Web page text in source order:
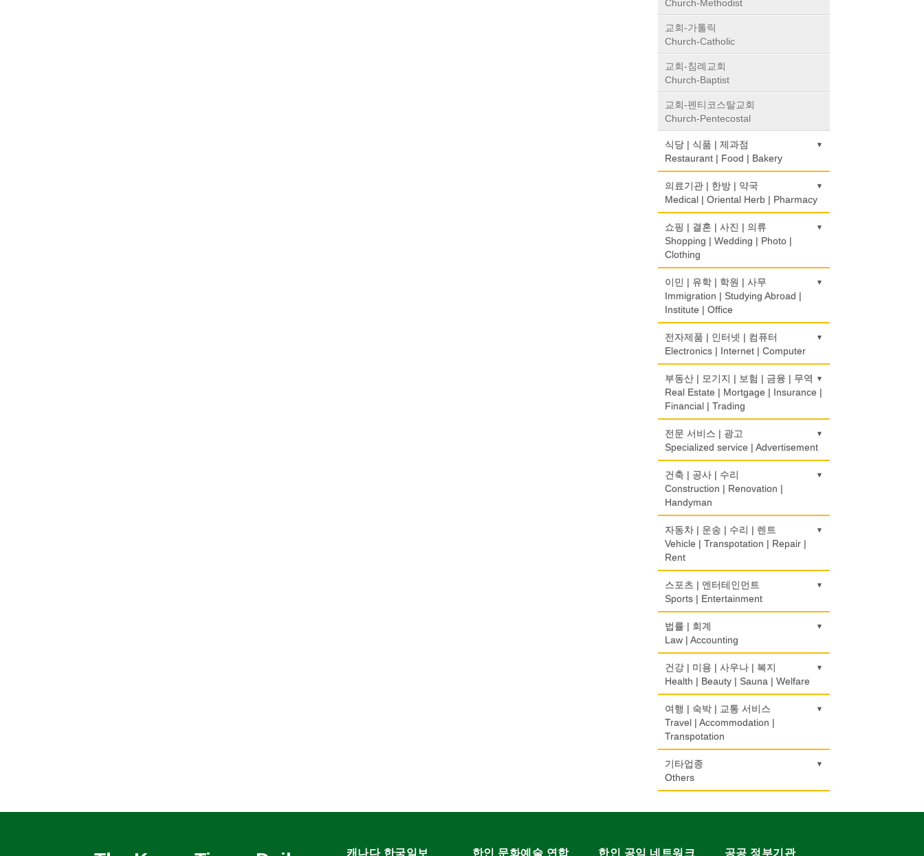
Church-Methodist
교회-가톨릭
Church-Catholic
교회-침례교회
Church-Baptist
교회-펜티코스탈교회
Church-Pentecostal
식당 | 식품 | 제과점
Restaurant | Food | Bakery
농장
Farm
떡집/방앗간
Rice Cake
생선가게
식당/레스토랑/음식점
Restaurant
식당장비
Food Equipment
식품점
Korean Food
Food Manufacturing
와인제조
Wine Maker
정육점
Meat Market
제과점
Bakery
식품도매
Food Distributors
의료기관 | 한방 | 약국
Medical | Oriental Herb | Pharmacy
의사-검안의
Optometrist
Hearing Aid
비데
Bidet
심리/정신상담
Psychologist/Psychiatrist
안경점
Optical Stores
의료기구
Medical Instruments
Denturist
한의원/한약
Oriental Herb/Acupuncture
약국
Pharmacy
의사-내과
Internal Medicine
의사-물리치료/카이로 프랙터
Physiotherapy/Chiropractic Clinic
Urologist
의사-산부인과
Obstetrician
의사-성형외과
Cosmetic Surgeon
의사-수의사
Veterinarian
쇼핑 | 결혼 | 사진 | 의류
Shopping | Wedding | Photo |
Clothing
한복집
Korean Costume
Glass/Mirror/Frame
의류/아동복
결혼/폐백
Wedding
인터넷 쇼핑
Internet Shopping
결혼상담
Marriage Consulting
Florist
모피점
Fur/Leather
백화점/선물센터
Department Store/Gifts Shops
보석/귀금속/시계
Jeweler/Jeweller
비디오-사진/촬영/편집/공급
Video Service
사진촬영
Photo Studio
애완동물용품
양복점
이민 | 유학 | 학원 | 사무
Immigration | Studying Abroad |
Institute | Office
이민/유학
Immigration/Studying Abroad
사무기기
Office Equipment
사무용품/문방구
서점
운전학원
Driving School
한글학교
Korean Language School
Boarding House
학교/학원
개인지도-체육
개인지도-음악
Private Lesson-Music
개인지도-옷수선
Private Lesson-Alteration
개인지도-어학/수학
Private Lesson-Language/Math
Private Lesson-Calligraphy
Private Lesson-Art/Photograph
전자제품 | 인터넷 | 컴퓨터
Electronics | Internet | Computer
금전등록기
Cash Register
Internet Service/Cafe
전자제품 판매/수리
Electronic Goods Sales/Repair
전화/통신 서비스
Telephone/Communication Service
컴퓨터 판매/수리
Computer Sales/Repair
부동산 | 모기지 | 보험 | 금융 | 무역
Real Estate | Mortgage | Insurance |
Financial | Trading
도매
Wholesale
모기지
Mortgage
무역
보험/재정/투자
Insurance/Investment/Finance
부동산 관리
Property Management
채무조정
Bankruptcy
부동산
Real Estate
은행/금융기관
Bank/Financing Service
전문 서비스 | 광고
Specialized service | Advertisement
광고/그래픽 디자인
Advertising/Graphic Design
Advertising Agency
경보/도난방지
Alarm/Security System
묘지/비석
Cemetery/Monument
빨래방/세탁
Coin Laundry/Dry cleaning
상패/트로피
Medal/Trophy
세탁장비
Dry cleaning Equipment
악기사
열쇠
건축 | 공사 | 수리
Construction | Renovation |
Handyman
건축시공/개조
Construction/Home Renovation
Architect
건축설계
건물검사
간판
Signs
가구판매/수리
Furniture Sales/Repair
기계제작
Machinery Rebuilding
Heating/Cooling
Plumbing
자동차 | 운송 | 수리 | 렌트
Vehicle | Transpotation | Repair |
Rent
운송/통관/이삿짐
Transportation/Moving
택배
Courier Service
Taxi Service
Automobile/Car
자동차-렌트
Car Rental
자동차-바디샵
Autobody Shop
자동차-정비
자동차-타이어
스포츠 | 엔터테인먼트
Sports | Entertainment
골프장비
Golf Equipment
골프장
Golf/Country Club
가라오케/노래방/카페
Karaoke/Cafe
단센터
당구장
Billiard Club
법률 | 회계
Law | Accounting
교통위반티켓
Traffic Ticket
공인회계사(CPA)
CPA
번역/통역/이력서
Service
Accounting Service
건강 | 미용 | 사우나 | 복지
Health | Beauty | Sauna | Welfare
건강상담/식품/정보
Health Counseling/Food/Information
Medical Equipment
마사지/지압
여행 | 숙박 | 교통 서비스
Travel | Accommodation |
Transpotation
호텔/모텔/숙박
Hotel/Motel
Travel/Tour
기타업종
Others
캐나다 한국일보 한인 문화예술 연합 한인 공익 네트워크 공공 정부기관